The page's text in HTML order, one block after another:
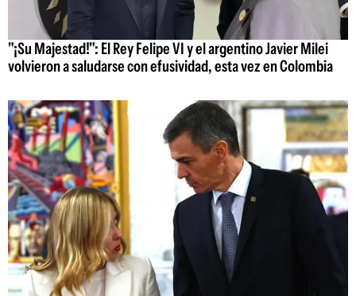
"¡Su Majestad!": El Rey Felipe VI y el argentino Javier Milei
volvieron a saludarse con efusividad, esta vez en Colombia